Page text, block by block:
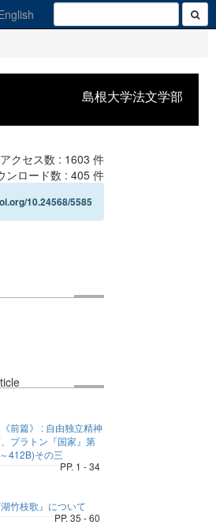
島根大学法文学部
アクセス数 : 1603 件
ンロード数 : 405件
10.24568/5585
前篇》 : 自由独立精神
プラトン『国家』第
412B)その三
PP. 1 - 34
竹枝歌』について
PP. 35 - 60